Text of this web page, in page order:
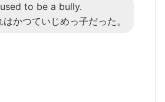
to be a bully.
はかつていじめっ子だった。